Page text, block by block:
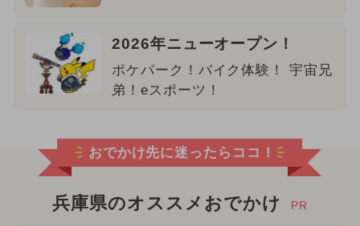
2026年ニューオープン！
ポケパーク！バイク体験！ 宇宙兄
弟！eスポーツ！
おでかけ先に迷ったらココ！
兵庫県のオススメおでかけ PR